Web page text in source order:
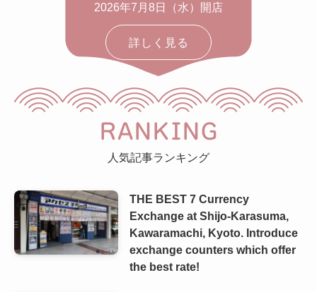
2026年7月8日（水）開店
詳しく見る
RANKING
人気記事ランキング
THE BEST 7 Currency
Exchange at Shijo-Karasuma,
Kawaramachi, Kyoto. Introduce
exchange counters which offer
the best rate!